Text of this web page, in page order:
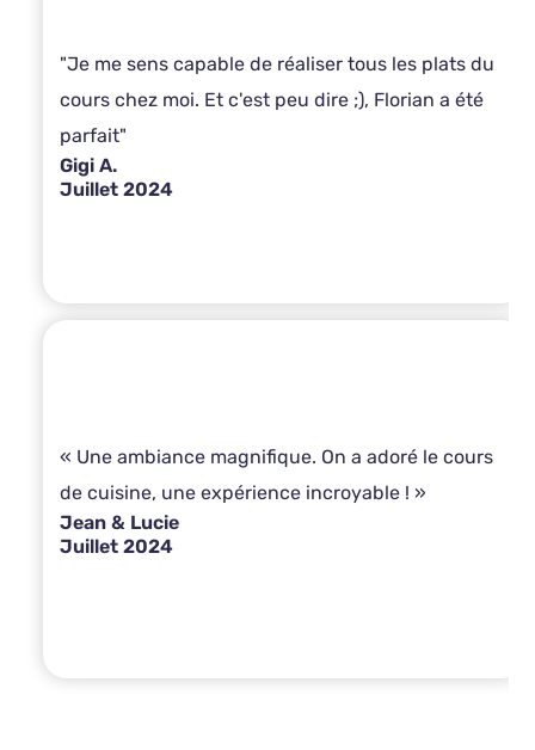
"Je me sens capable de réaliser tous les plats du
cours chez moi. Et c'est peu dire ;), Florian a été
parfait"
Gigi A.
Juillet 2024
« Une ambiance magnifique. On a adoré le cours
de cuisine, une expérience incroyable ! »
Jean & Lucie
Juillet 2024